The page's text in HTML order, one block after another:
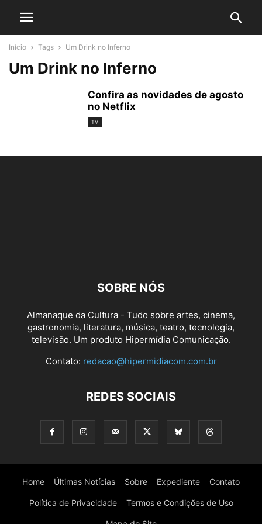
Início Tags Um Drink no Inferno
Um Drink no Inferno
Confira as novidades de agosto
no Netflix
TV
SOBRE NÓS
Almanaque da Cultura - Tudo sobre artes, cinema,
gastronomia, literatura, música, teatro, tecnologia,
televisão. Um produto Hipermídia Comunicação.
Contato: redacao@hipermidiacom.com.br
REDES SOCIAIS
Home Últimas Notícias Sobre Expediente Contato
Política de Privacidade Termos e Condições de Uso